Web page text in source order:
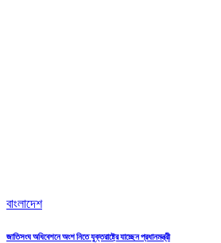
বাংলাদেশ
জাতিসংঘ অধিবেশনে অংশ নিতে যুক্তরাষ্ট্রে যাচ্ছেন প্রধানমন্ত্রী